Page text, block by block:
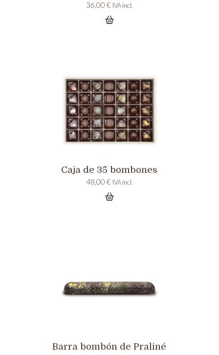
36,00 € IVA incl.
Caja de 35 bombones
48,00 € IVA incl.
Barra bombón de Praliné